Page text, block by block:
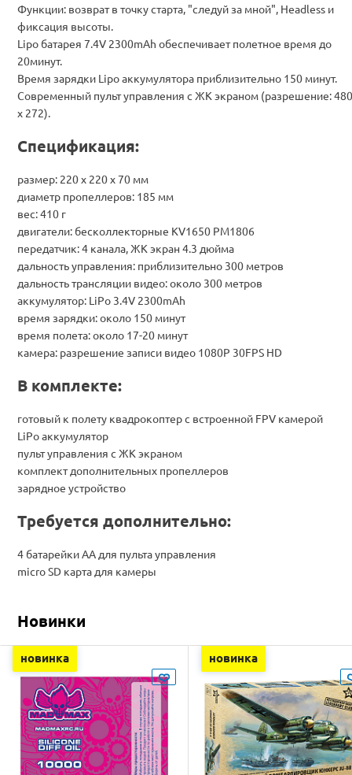
Функции: возврат в точку старта, "следуй за мной", Headless и
фиксация высоты.
Lipo батарея 7.4V 2300mAh обеспечивает полетное время до
20минут.
Время зарядки Lipo аккумулятора приблизительно 150 минут.
Современный пульт управления с ЖК экраном (разрешение: 480
x 272).
Спецификация:
размер: 220 х 220 х 70 мм
диаметр пропеллеров: 185 мм
вес: 410 г
двигатели: бесколлекторные KV1650 PM1806
передатчик: 4 канала, ЖК экран 4.3 дюйма
дальность управления: приблизительно 300 метров
дальность трансляции видео: около 300 метров
аккумулятор: LiPo 3.4V 2300mAh
время зарядки: около 150 минут
время полета: около 17-20 минут
камера: разрешение записи видео 1080P 30FPS HD
В комплекте:
готовый к полету квадрокоптер с встроенной FPV камерой
LiPo аккумулятор
пульт управления с ЖК экраном
комплект дополнительных пропеллеров
зарядное устройство
Требуется дополнительно:
4 батарейки AA для пульта управления
micro SD карта для камеры
Новинки
новинка новинка